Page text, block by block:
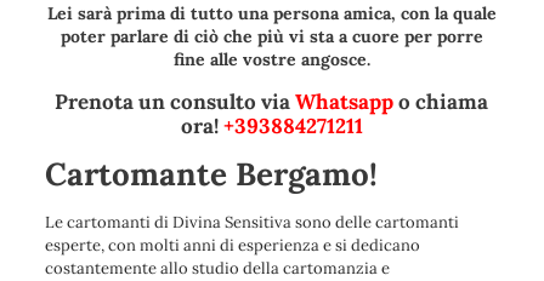
Lei sarà prima di tutto una persona amica, con la quale
poter parlare di ciò che più vi sta a cuore per porre
fine alle vostre angosce.
Prenota un consulto viaWhatsappo chiama
ora!+393884271211
Cartomante Bergamo!
Le cartomanti di Divina Sensitiva sono delle cartomanti
esperte, con molti anni di esperienza e si dedicano
costantemente allo studio della cartomanzia e